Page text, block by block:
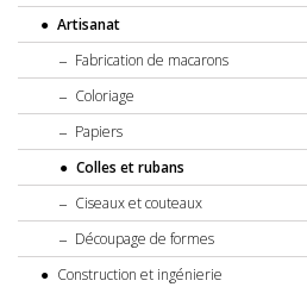
Artisanat
Fabrication de macarons
Coloriage
Papiers
Colles et rubans
Ciseaux et couteaux
Découpage de formes
Construction et ingénierie